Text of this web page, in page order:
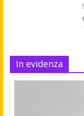
In evidenza